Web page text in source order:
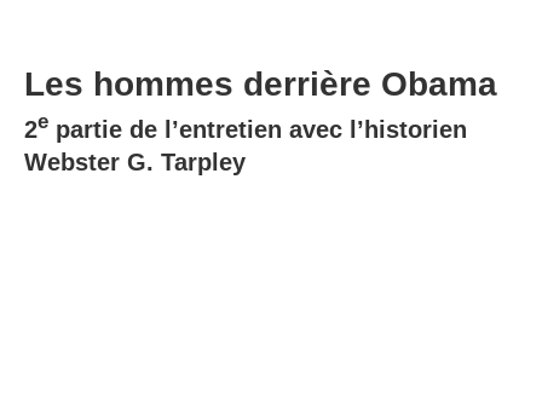
Les hommes derrière Obama
2e partie de l’entretien avec l’historien
Webster G. Tarpley